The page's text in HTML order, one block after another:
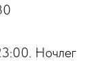
Ночлег